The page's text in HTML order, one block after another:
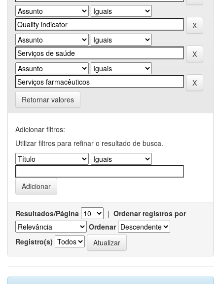
Retornar valores
Adicionar filtros:
Utilizar filtros para refinar o resultado de busca.
Resultados/Página | Ordenar registros por
Ordenar
Registro(s)